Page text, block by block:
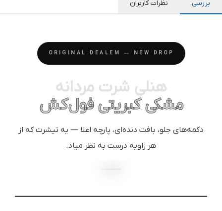
بررسی نظرات کاربران
ORIGINAL DEALEM — NEW DROP
هنلی شرت مردانه
مشکی کبریتی فول‌کش
دکمه‌های جلو، بافت دنده‌ای، پارچه اعلا — یه تیشرت که از
هر زاویه درست به نظر میاد.